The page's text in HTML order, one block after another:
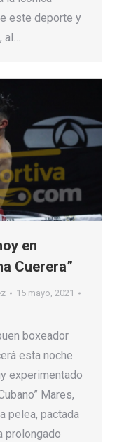
este deporte y
al…
en
Cuerera”
15 mayo, 2021
boxeador
esta noche
experimentado
Mares,
pelea, pactada
prolongado